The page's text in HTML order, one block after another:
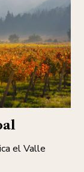
el Valle